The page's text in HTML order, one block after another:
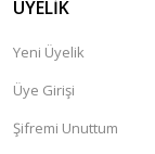
ÜYELİK
Yeni Üyelik
Üye Girişi
Şifremi Unuttum